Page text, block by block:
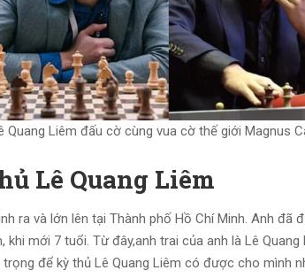
Quang Liêm đấu cờ cùng vua cờ thế giới Magnus
Lê Quang Liêm
ra và lớn lên tại Thành phố Hồ Chí Minh. Anh đã
mới 7 tuổi. Từ đây,anh trai của anh là Lê
để kỳ thủ Lê Quang Liêm có được cho mình